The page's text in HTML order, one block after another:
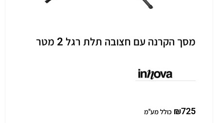
מסך הקרנה עם חצובה תלת רגל 2 מטר
₪725 כולל מע"מ